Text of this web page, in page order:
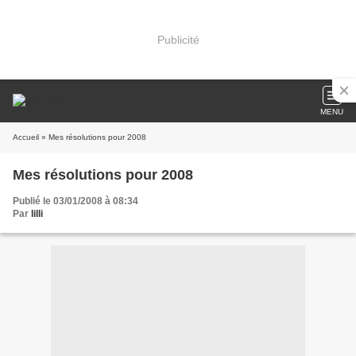
Publicité
MENU
Accueil » Mes résolutions pour 2008
Mes résolutions pour 2008
Publié le 03/01/2008 à 08:34
Par lilli